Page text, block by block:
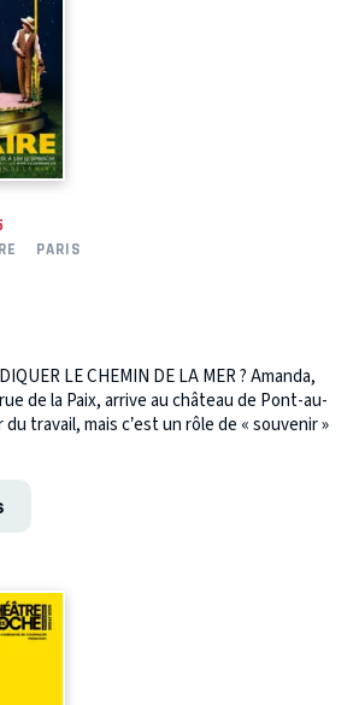
PARIS
LE CHEMIN DE LA MER ? Amanda,
de la Paix, arrive au château de Pont-au-
travail, mais c’est un rôle de « souvenir »